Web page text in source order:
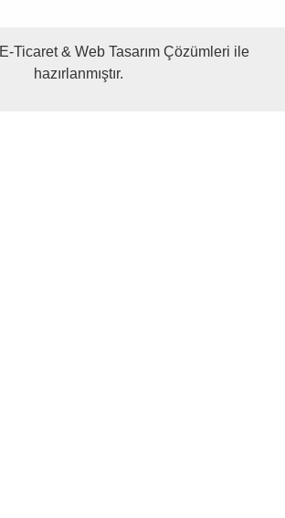
E-Ticaret& Web Tasarım Çözümleri ile
hazırlanmıştır.